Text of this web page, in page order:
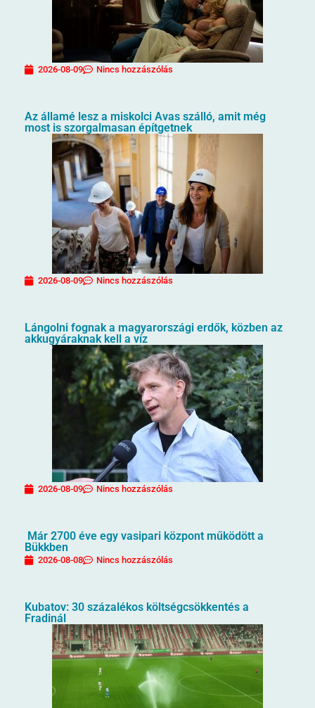
2026-08-09 Nincs hozzászólás
Az államé lesz a miskolci Avas szálló, amit még
most is szorgalmasan építgetnek
2026-08-09 Nincs hozzászólás
Lángolni fognak a magyarországi erdők, közben az
akkugyáraknak kell a víz
2026-08-09 Nincs hozzászólás
Már 2700 éve egy vasipari központ működött a
Bükkben
2026-08-08 Nincs hozzászólás
Kubatov: 30 százalékos költségcsökkentés a
Fradinál